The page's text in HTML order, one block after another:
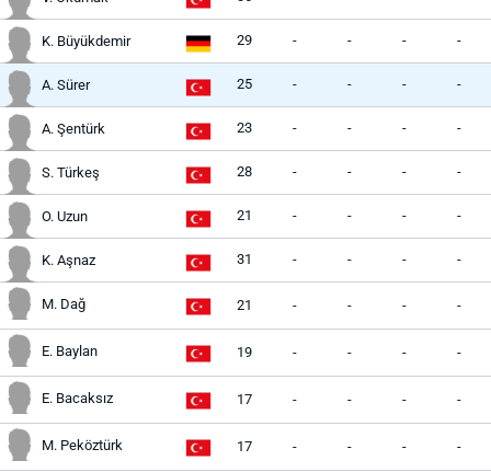
K. Büyükdemir 29 - - - -
A. Sürer 25 - - - -
A. Şentürk 23 - - - -
S. Türkeş 28 - - - -
O. Uzun 21 - - - -
K. Aşnaz 31 - - - -
M. Dağ 21 - - - -
E. Baylan 19 - - - -
E. Bacaksız 17 - - - -
M. Peköztürk 17 - - - -